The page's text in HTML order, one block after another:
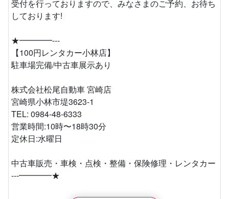
受付を行っておりますので、みなさまのご予約、お待ち
しております!
★━━━━---
【100円レンタカー小林店】
駐車場完備/中古車展示あり
株式会社松尾自動車 宮崎店
宮崎県小林市堤3623-1
TEL: 0984-48-6333
営業時間:10時〜18時30分
定休日:水曜日
中古車販売・車検・点検・整備・保険修理・レンタカー
---━━━━★